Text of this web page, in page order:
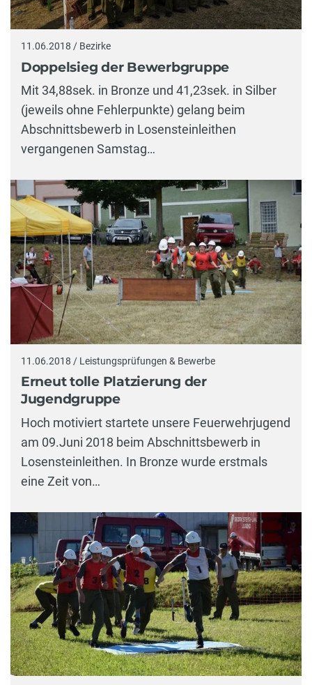
11.06.2018 / Bezirke
Doppelsieg der Bewerbgruppe
Mit 34,88sek. in Bronze und 41,23sek. in Silber
(jeweils ohne Fehlerpunkte) gelang beim
Abschnittsbewerb in Losensteinleithen
vergangenen Samstag…
11.06.2018 / Leistungsprüfungen & Bewerbe
Erneut tolle Platzierung der
Jugendgruppe
Hoch motiviert startete unsere Feuerwehrjugend
am 09.Juni 2018 beim Abschnittsbewerb in
Losensteinleithen. In Bronze wurde erstmals
eine Zeit von…